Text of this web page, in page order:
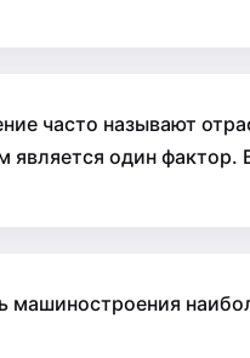
часто называют
является один фактор.
машиностроения